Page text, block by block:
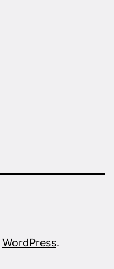
WordPress.